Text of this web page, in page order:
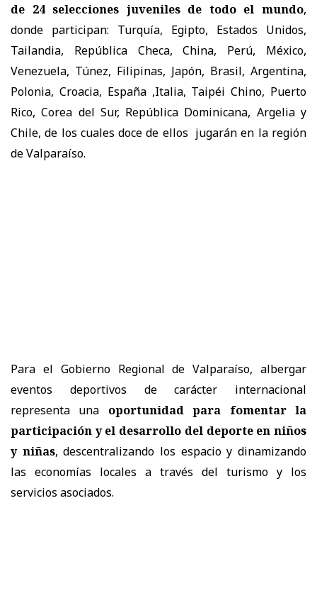
de 24 selecciones juveniles de todo el mundo,
donde participan: Turquía, Egipto, Estados Unidos,
Tailandia, República Checa, China, Perú, México,
Venezuela, Túnez, Filipinas, Japón, Brasil, Argentina,
Polonia, Croacia, España ,Italia, Taipéi Chino, Puerto
Rico, Corea del Sur, República Dominicana, Argelia y
Chile, de los cuales doce de ellos jugarán en la región
de Valparaíso.
Para el Gobierno Regional de Valparaíso, albergar
eventos deportivos de carácter internacional
representa una
oportunidad para fomentar la
participación y el desarrollo del deporte en niños
y niñas, descentralizando los espacio y dinamizando
las economías locales a través del turismo y los
servicios asociados.